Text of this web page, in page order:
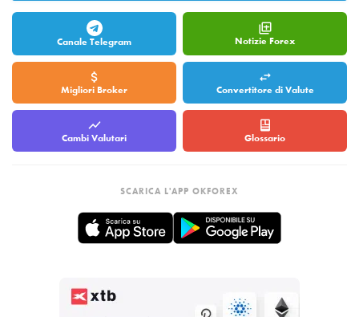
Canale Telegram Notizie Forex
Migliori Broker Convertitore di Valute
Cambi Valutari Glossario
SCARICA L'APP OKFOREX